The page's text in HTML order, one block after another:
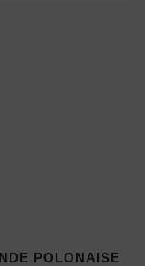
POLONAISE